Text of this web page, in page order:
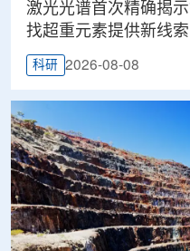
激光光谱首次精确揭
找超重元素提供新线索
科研 2026-08-08